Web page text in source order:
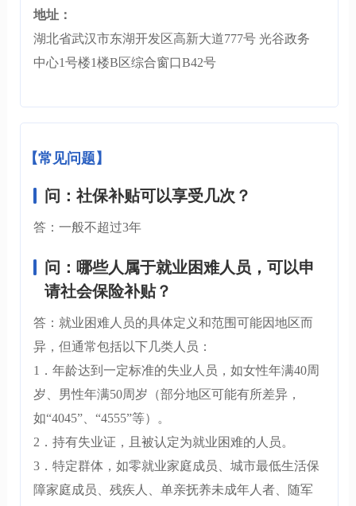
地址：
湖北省武汉市东湖开发区高新大道777号 光谷政务
中心1号楼1楼B区综合窗口B42号
【常见问题】
问：社保补贴可以享受几次？
答：一般不超过3年
问：哪些人属于就业困难人员，可以申
请社会保险补贴？
答：就业困难人员的具体定义和范围可能因地区而
异，但通常包括以下几类人员：
1．年龄达到一定标准的失业人员，如女性年满40周
岁、男性年满50周岁（部分地区可能有所差异，
如“4045”、“4555”等）。
2．持有失业证，且被认定为就业困难的人员。
3．特定群体，如零就业家庭成员、城市最低生活保
障家庭成员、残疾人、单亲抚养未成年人者、随军